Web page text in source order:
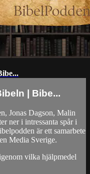
| Bibe...
Jonas Dagson, Malin
ner i intressanta spår i
är ett samarbete
Media Sverige.
vilka hjälpmedel